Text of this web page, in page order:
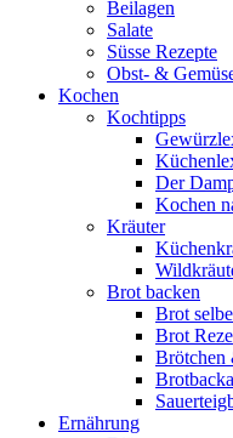
Beilagen
Salate
Süsse Rezepte
Obst- &
Kochen
Kochtipps
Der
Kochen
Kräuter
Brot backen
Brot
Brot
Brötchen
Ernährung